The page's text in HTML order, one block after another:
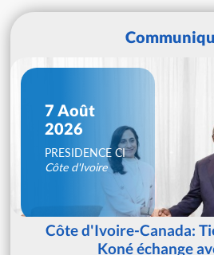
7 Août
2026
PRESIDENCE CI
Côte d'Ivoire
Côte d'Ivoire-Canada:
Koné échange